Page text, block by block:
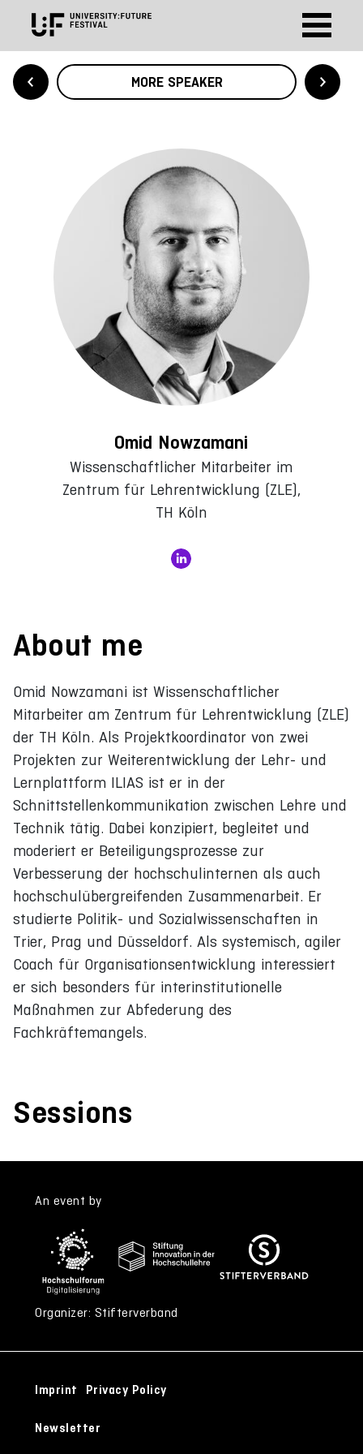
MORE SPEAKER
Omid Nowzamani
Wissenschaftlicher Mitarbeiter im
Zentrum für Lehrentwicklung (ZLE),
TH Köln
About me
Omid Nowzamani ist Wissenschaftlicher
Mitarbeiter am Zentrum für Lehrentwicklung (ZLE)
der TH Köln. Als Projektkoordinator von zwei
Projekten zur Weiterentwicklung der Lehr- und
Lernplattform ILIAS ist er in der
Schnittstellenkommunikation zwischen Lehre und
Technik tätig. Dabei konzipiert, begleitet und
moderiert er Beteiligungsprozesse zur
Verbesserung der hochschulinternen als auch
hochschulübergreifenden Zusammenarbeit. Er
studierte Politik- und Sozialwissenschaften in
Trier, Prag und Düsseldorf. Als systemisch, agiler
Coach für Organisationsentwicklung interessiert
er sich besonders für interinstitutionelle
Maßnahmen zur Abfederung des
Fachkräftemangels.
Sessions
An event by
Organizer: Stifterverband
Imprint Privacy Policy
Newsletter